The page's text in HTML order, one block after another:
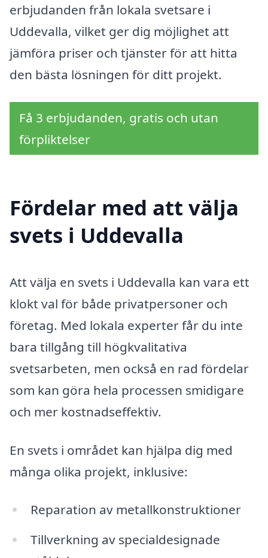
erbjudanden från lokala svetsare i
Uddevalla, vilket ger dig möjlighet att
jämföra priser och tjänster för att hitta
den bästa lösningen för ditt projekt.
Få 3 erbjudanden, gratis och utan
förpliktelser
Fördelar med att välja
svets i Uddevalla
Att välja en svets i Uddevalla kan vara ett
klokt val för både privatpersoner och
företag. Med lokala experter får du inte
bara tillgång till högkvalitativa
svetsarbeten, men också en rad fördelar
som kan göra hela processen smidigare
och mer kostnadseffektiv.
En svets i området kan hjälpa dig med
många olika projekt, inklusive:
Reparation av metallkonstruktioner
Tillverkning av specialdesignade